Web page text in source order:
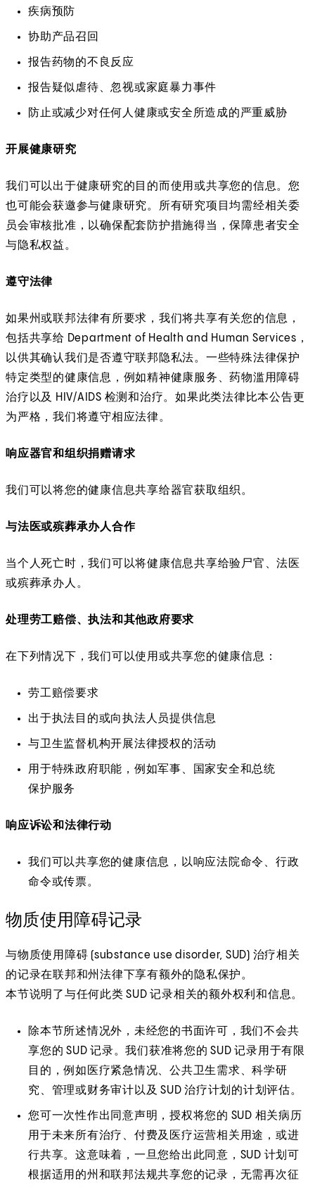
n
a
n
w
b
)
l
疾病预防
协助产品召回
报告药物的不良反应
报告疑似虐待、忽视或家庭暴力事件
防止或减少对任何人健康或安全所造成的严重威胁
开展健康研究
我们可以出于健康研究的目的而使用或共享您的信息。您
也可能会获邀参与健康研究。所有研究项目均需经相关委
员会审核批准，以确保配套防护措施得当，保障患者安全
与隐私权益。
遵守法律
如果州或联邦法律有所要求，我们将共享有关您的信息，
包括共享给 Department of Health and Human Services，
以供其确认我们是否遵守联邦隐私法。一些特殊法律保护
特定类型的健康信息，例如精神健康服务、药物滥用障碍
治疗以及 HIV/AIDS 检测和治疗。如果此类法律比本公告更
为严格，我们将遵守相应法律。
响应器官和组织捐赠请求
我们可以将您的健康信息共享给器官获取组织。
与法医或殡葬承办人合作
当个人死亡时，我们可以将健康信息共享给验尸官、法医
或殡葬承办人。
处理劳工赔偿、执法和其他政府要求
在下列情况下，我们可以使用或共享您的健康信息：
劳工赔偿要求
出于执法目的或向执法人员提供信息
与卫生监督机构开展法律授权的活动
用于特殊政府职能，例如军事、国家安全和总统
保护服务
响应诉讼和法律行动
我们可以共享您的健康信息，以响应法院命令、行政
命令或传票。
物质使用障碍记录
与物质使用障碍 (substance use disorder, SUD) 治疗相关
的记录在联邦和州法律下享有额外的隐私保护。
本节说明了与任何此类 SUD 记录相关的额外权利和信息。
除本节所述情况外，未经您的书面许可，我们不会共
享您的 SUD 记录。我们获准将您的 SUD 记录用于有限
目的，例如医疗紧急情况、公共卫生需求、科学研
究、管理或财务审计以及 SUD 治疗计划的计划评估。
您可一次性作出同意声明，授权将您的 SUD 相关病历
用于未来所有治疗、付费及医疗运营相关用途，或进
行共享。这意味着，一旦您给出此同意，SUD 计划可
根据适用的州和联邦法规共享您的记录，无需再次征